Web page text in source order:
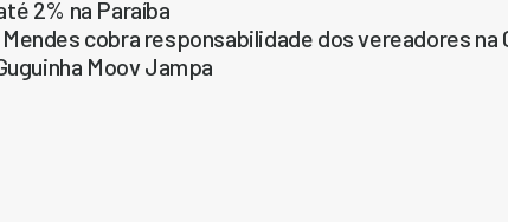
2% na Paraíba
Mendes cobra responsabilidade dos vereadores
Moov Jampa